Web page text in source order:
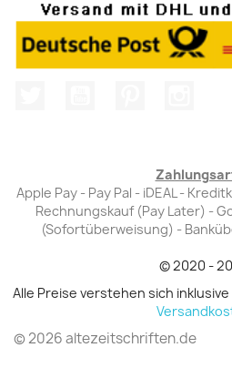
Apple Pay - Pay Pal - iDEAL -
Rechnungskauf (Pay Later) -
(Sofortüberweisung) -
© 2020 -
Alle Preise verstehen sich
© 2026 altezeitschriften.de